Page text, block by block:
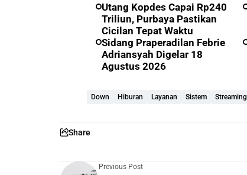
Utang Kopdes Capai Rp240
Triliun, Purbaya Pastikan
Cicilan Tepat Waktu
Sidang Praperadilan Febrie
Adriansyah Digelar 18
Agustus 2026
Down Hiburan Layanan Sistem Streaming
Share
Previous Post